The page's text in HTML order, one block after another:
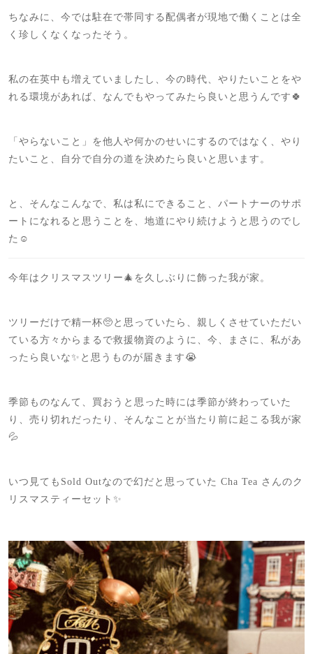
ちなみに、今では駐在で帯同する配偶者が現地で働くことは全
く珍しくなくなったそう。
私の在英中も増えていましたし、今の時代、やりたいことをや
れる環境があれば、なんでもやってみたら良いと思うんです🍀
「やらないこと」を他人や何かのせいにするのではなく、やり
たいこと、自分で自分の道を決めたら良いと思います。
と、そんなこんなで、私は私にできること、パートナーのサポ
ートになれると思うことを、地道にやり続けようと思うのでし
た☺️
今年はクリスマスツリー🎄を久しぶりに飾った我が家。
ツリーだけで精一杯🥺と思っていたら、親しくさせていただい
ている方々からまるで救援物資のように、今、まさに、私があ
ったら良いな✨と思うものが届きます😭
季節ものなんて、買おうと思った時には季節が終わっていた
り、売り切れだったり、そんなことが当たり前に起こる我が家
💦
いつ見てもSold Outなので幻だと思っていた Cha Tea さんのク
リスマスティーセット✨